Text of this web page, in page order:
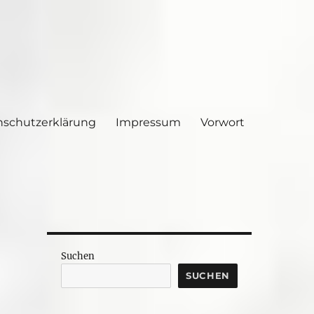
Impressum Vorwort
Suchen
SUCHEN